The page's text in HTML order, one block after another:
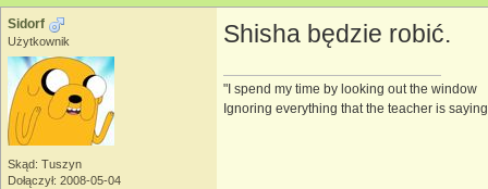
Sidorf
Użytkownik
Skąd: Tuszyn
Dołączył: 2008-05-04
Shisha będzie robić.
"I spend my time by looking out the window
Ignoring everything that the teacher is